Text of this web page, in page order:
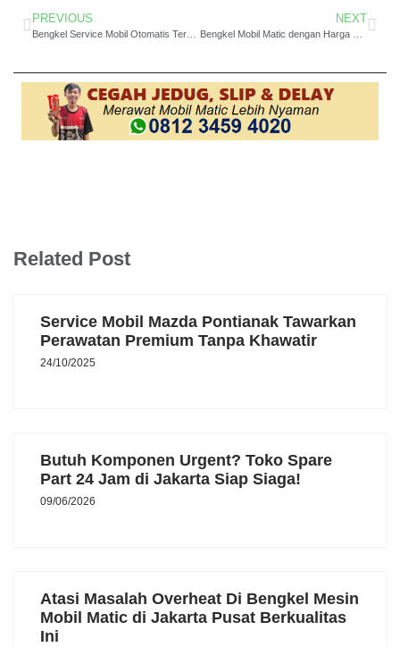
PREVIOUS NEXT
Related Post
Service Mobil Mazda Pontianak Tawarkan
Perawatan Premium Tanpa Khawatir
24/10/2025
Butuh Komponen Urgent? Toko Spare
Part 24 Jam di Jakarta Siap Siaga!
09/06/2026
Atasi Masalah Overheat Di Bengkel Mesin
Mobil Matic di Jakarta Pusat Berkualitas
Ini